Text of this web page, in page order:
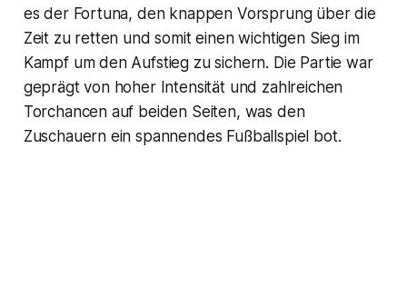
es der Fortuna, den knappen Vorsprung über die
Zeit zu retten und somit einen wichtigen Sieg im
Kampf um den Aufstieg zu sichern. Die Partie war
geprägt von hoher Intensität und zahlreichen
Torchancen auf beiden Seiten, was den
Zuschauern ein spannendes Fußballspiel bot.